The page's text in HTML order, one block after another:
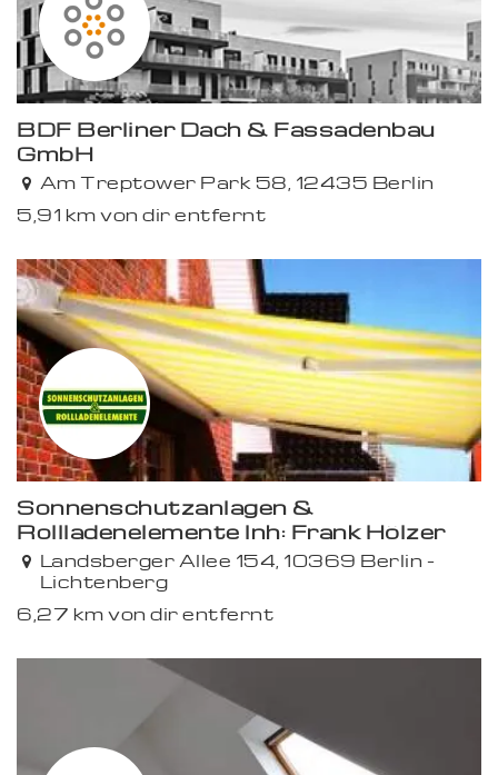
BDF Berliner Dach & Fassadenbau
GmbH
Am Treptower Park 58, 12435 Berlin
5,91 km von dir entfernt
Sonnenschutzanlagen &
Rollladenelemente Inh: Frank Hölzer
Landsberger Allee 154, 10369 Berlin -
Lichtenberg
6,27 km von dir entfernt